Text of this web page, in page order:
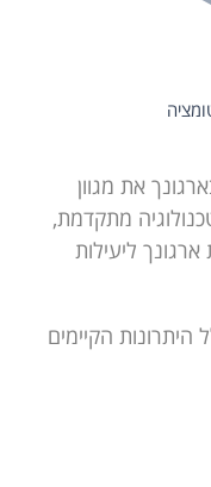
את מגוון
מתקדמת,
ליעילות
הקיימים